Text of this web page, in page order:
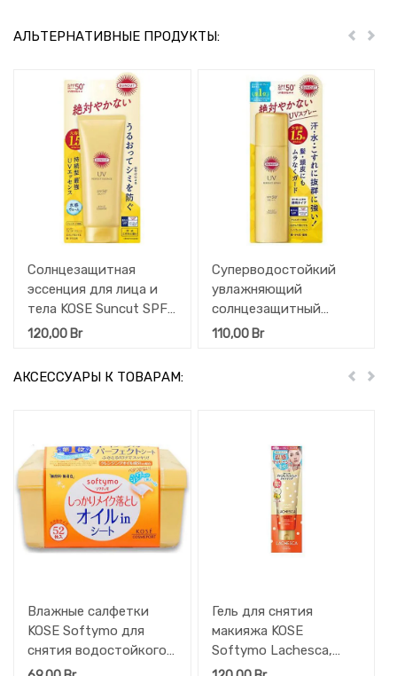
АЛЬТЕРНАТИВНЫЕ ПРОДУКТЫ: Пред
Солнцезащитная
эссенция для лица и
тела KOSE Suncut SPF
50+ PA++++ 120 г
120,00 Br
Суперводостойкий
увлажняющий
солнцезащитный
спрей для лица, тела и
110,00Br
АКСЕССУАРЫ К ТОВАРАМ: Пред
Влажные салфетки
KOSE Softymo для
снятия водостойкого
макияжа на масляной
Гель для снятия
макияжа KOSE
Softymo Lachesca,
очищения и массажа